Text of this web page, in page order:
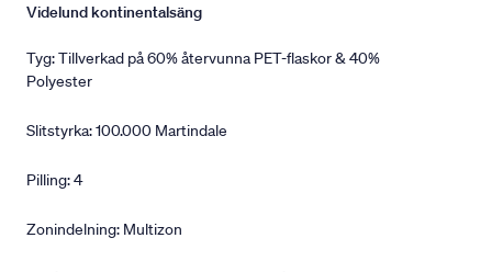
Videlund kontinentalsäng
Tyg: Tillverkad på 60% återvunna PET-flaskor & 40%
Polyester
Slitstyrka: 100.000 Martindale
Pilling: 4
Zonindelning: Multizon